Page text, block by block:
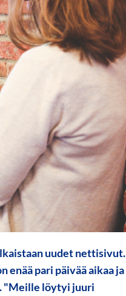
uudet nettisivut.
enää pari päivää aikaa ja
"Meille löytyi juuri